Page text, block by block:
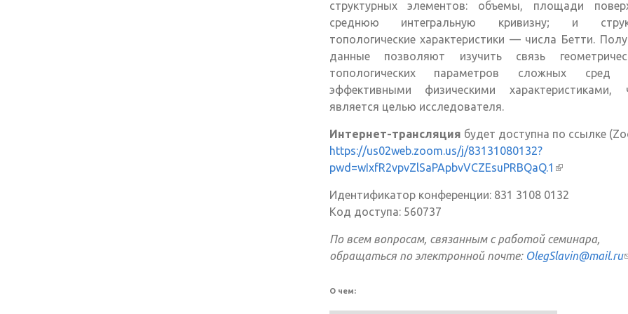
структурных элементов: объемы, площади
среднюю интегральную кривизну; и
топологические характеристики — числа Бетти.
данные позволяют изучить связь
топологических параметров сложных
эффективными физическими
является целью исследователя.
Интернет-трансляция будет доступна по ссылке
https://us02web.zoom.us/j/83131080132?
pwd=wIxfR2vpvZlSaPApbvVCZEsuPRBQaQ.1 (внешняя
Идентификатор конференции: 831 3108 0132
Код доступа: 560737
По всем вопросам, связанным с работой семинара,
обращаться по электронной почте: OlegSlavin@mail.ru
О чем: